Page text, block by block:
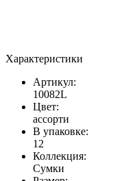
Характеристики
Артикул:
10082L
Цвет:
ассорти
В упаковке:
12
Коллекция:
Сумки